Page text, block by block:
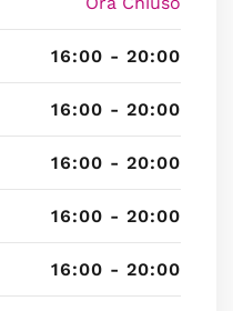
16:00 - 20:00
16:00 - 20:00
16:00 - 20:00
16:00 - 20:00
16:00 - 20:00